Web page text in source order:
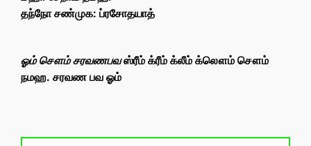
தந்நோ சண்முக: ப்ரசோதயாத்
ஓம் சௌம் சரவணபவஸ்ரீம் க்ரீம் க்லீம் க்லௌம் சௌம்
நமஹ. சரவண பவ ஓம்